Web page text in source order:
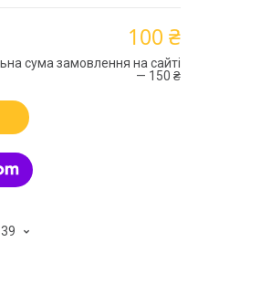
100 ₴
сума замовлення на сайті
— 150 ₴